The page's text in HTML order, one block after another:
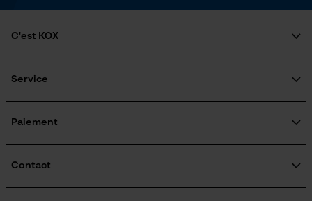
C'est KOX
Engagement social
Inscription à la newsletter
Service
KOX Catalogue
Informations sur les frais de livraison
Paiement
Contact
Géo-IP et détection des
Cookies marketing